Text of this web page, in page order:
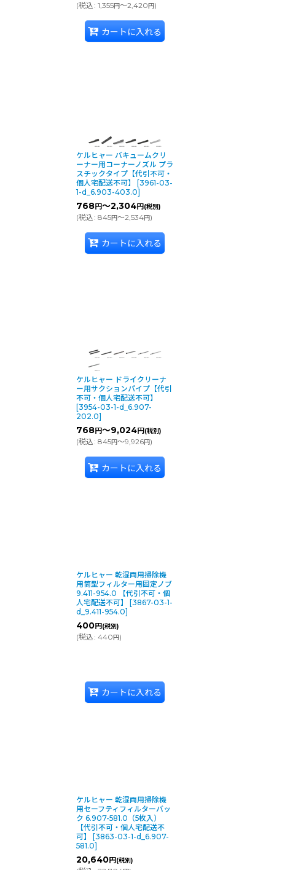
(税込: 1,355円～2,420 円)
カートに入れる
ケルヒャー バキュームクリ
ーナー用コーナーノズル プラ
スチックタイプ【代引不可・
個人宅配送不可】
[3961-03-
1-d_6.903-403.0]
768円～2,304円(税別)
(税込: 845円～2,534円)
カートに入れる
ケルヒャー ドライクリーナ
ー用サクションパイプ【代引
不可・個人宅配送不可】
[3954-03-1-d_6.907-
202.0]
768円～9,024円 (税別)
(税込: 845円～9,926円)
カートに入れる
ケルヒャー 乾湿両用掃除機
用筒型フィルター用固定ノブ
9.411-954.0 【代引不可・個
人宅配送不可】
[3867-03-1-
d_9.411-954.0]
400円 (税別)
(税込: 440 円)
カートに入れる
ケルヒャー 乾湿両用掃除機
用セーフティフィルターバッ
ク 6.907-581.0（5枚入）
【代引不可・個人宅配送不
可】
[3863-03-1-d_6.907-
581.0]
20,640円(税別)